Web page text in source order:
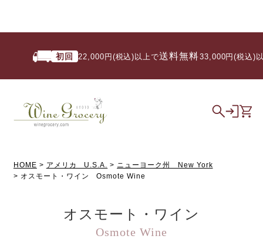
初回 22,000円(税込)以上で送料無料/ 33,000円(税込)以
HOME アメリカ U.S.A.
ニューヨーク州 New York
オスモート・ワイン Osmote Wine
オスモート・ワイン
Osmote Wine